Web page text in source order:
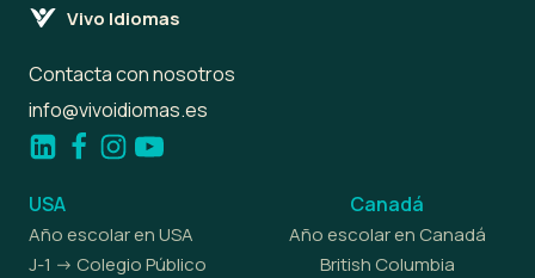
Vivo Idiomas
Contacta con nosotros
info@vivoidiomas.es
USA
Año escolar en USA
J-1 -> Colegio Público
Canadá
Año escolar en Canadá
British Columbia